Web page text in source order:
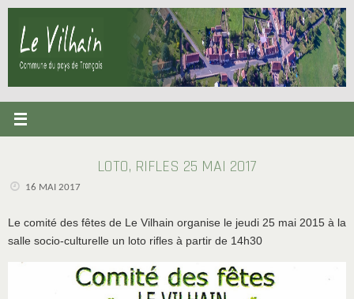
Passer
contenu
LOTO, RIFLES 25 MAI 2017
16 MAI 2017
Le comité des fêtes de Le Vilhain organise le jeudi 25 mai 2015 à la
salle socio-culturelle un loto rifles à partir de 14h30